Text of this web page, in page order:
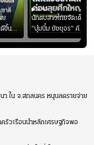
ย
ขึ้น
พร้อม
มให้
02:40
นักตบสาวไทยจัดเต็ม
"บุ๋มบิ๋ม ชัชชุอร" คัม
แบ็ก ศึก" SEA V
CUP 2026" เลก
า ใน จ.สกลนคร หนุนลดรายจ่าย
รัวเรือนนำหลักเศรษฐกิจพอ